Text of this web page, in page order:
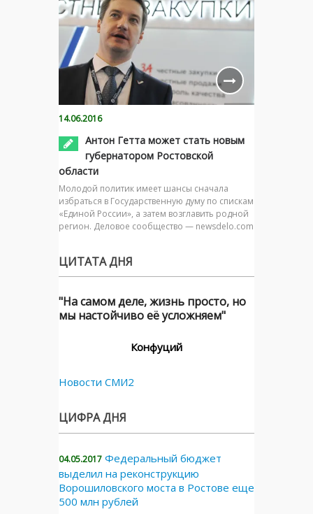
14.06.2016
Антон Гетта может стать новым
губернатором Ростовской
области
Молодой политик имеет шансы сначала
избраться в Государственную думу по спискам
«Единой России», а затем возглавить родной
регион. Деловое сообщество — newsdelo.com
ЦИТАТА ДНЯ
"На самом деле, жизнь просто, но
мы настойчиво её усложняем"
Конфуций
Новости СМИ2
ЦИФРА ДНЯ
04.05.2017 Федеральный бюджет
выделил на реконструкцию
Ворошиловского моста в Ростове еще
500 млн рублей